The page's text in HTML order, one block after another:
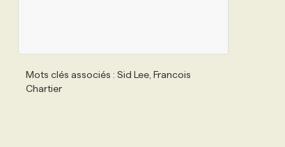
Mots clés associés : Sid Lee, Francois
Chartier